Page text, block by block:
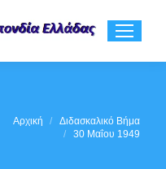
Αρχική
Διδασκαλικό Βήμα
30 Μαΐου 1949